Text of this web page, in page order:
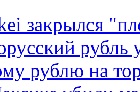
закрылся
рубль
рублю на